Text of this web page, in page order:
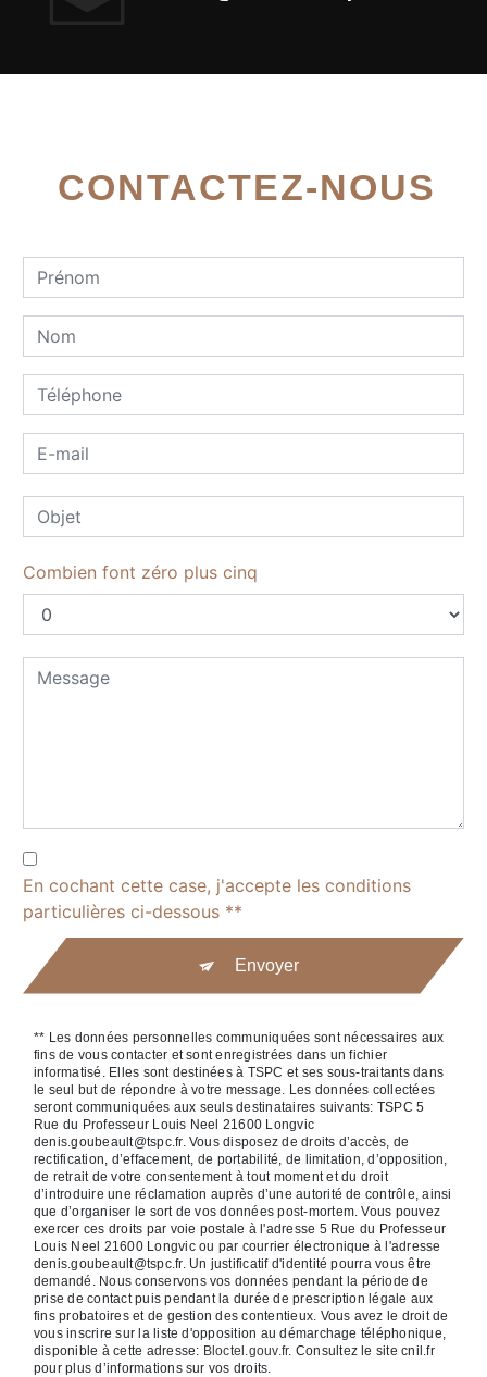
CONTACTEZ-NOUS
Combien font zéro plus cinq
En cochant cette case, j'accepte les conditions
particulières ci-dessous **
Envoyer
** Les données personnelles communiquées sont nécessaires aux
fins de vous contacter et sont enregistrées dans un fichier
informatisé. Elles sont destinées à TSPC et ses sous-traitants dans
le seul but de répondre à votre message. Les données collectées
seront communiquées aux seuls destinataires suivants: TSPC 5
Rue du Professeur Louis Neel 21600 Longvic
denis.goubeault@tspc.fr. Vous disposez de droits d’accès, de
rectification, d’effacement, de portabilité, de limitation, d’opposition,
de retrait de votre consentement à tout moment et du droit
d’introduire une réclamation auprès d’une autorité de contrôle, ainsi
que d’organiser le sort de vos données post-mortem. Vous pouvez
exercer ces droits par voie postale à l'adresse 5 Rue du Professeur
Louis Neel 21600 Longvic ou par courrier électronique à l'adresse
denis.goubeault@tspc.fr. Un justificatif d'identité pourra vous être
demandé. Nous conservons vos données pendant la période de
prise de contact puis pendant la durée de prescription légale aux
fins probatoires et de gestion des contentieux. Vous avez le droit de
vous inscrire sur la liste d'opposition au démarchage téléphonique,
disponible à cette adresse: Bloctel.gouv.fr. Consultez le site cnil.fr
pour plus d’informations sur vos droits.